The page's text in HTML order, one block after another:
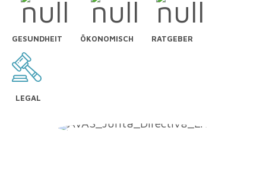
GESUNDHEIT ÖKONOMISCH RATGEBER
LEGAL